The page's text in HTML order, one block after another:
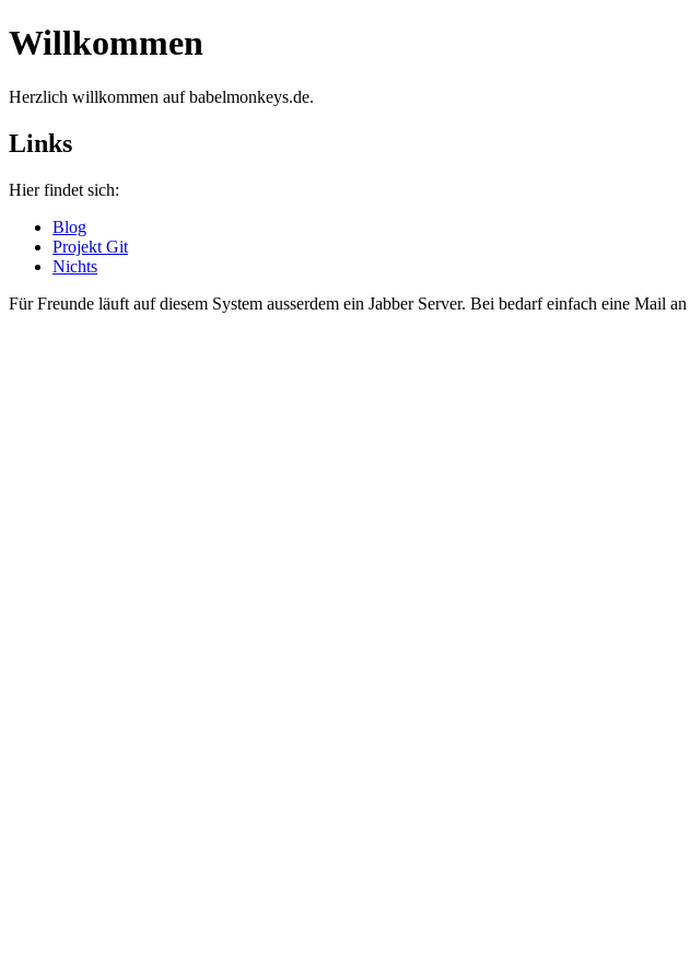
Willkommen
Herzlich willkommen auf babelmonkeys.de.
Links
Hier findet sich:
Blog
Projekt Git
Nichts
Für Freunde läuft auf diesem System ausserdem ein Jabber Server. Bei bedarf einfach eine Mail an